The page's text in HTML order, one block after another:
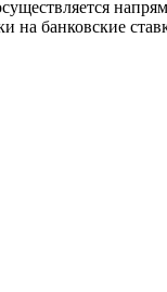
на банковские